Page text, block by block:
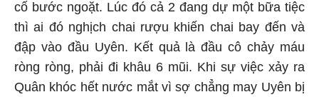
cố bước ngoặt. Lúc đó cả 2 đang dự một bữa tiệc
thì ai đó nghịch chai rượu khiến chai bay đến và
đập vào đầu Uyên. Kết quả là đầu cô chảy máu
ròng ròng, phải đi khâu 6 mũi. Khi sự việc xảy ra
Quân khóc hết nước mắt vì sợ chẳng may Uyên bị